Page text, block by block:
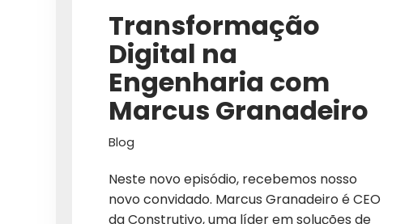
GESTÃO DE MARCA
GESTÃO DE REDES
GLOBAL
GOOGLE ADS 2026
Transformação
Digital na
Engenharia com
Marcus Granadeiro
Blog
Neste novo episódio, recebemos nosso
novo convidado. Marcus Granadeiro é CEO
da Construtivo, uma líder em soluções de